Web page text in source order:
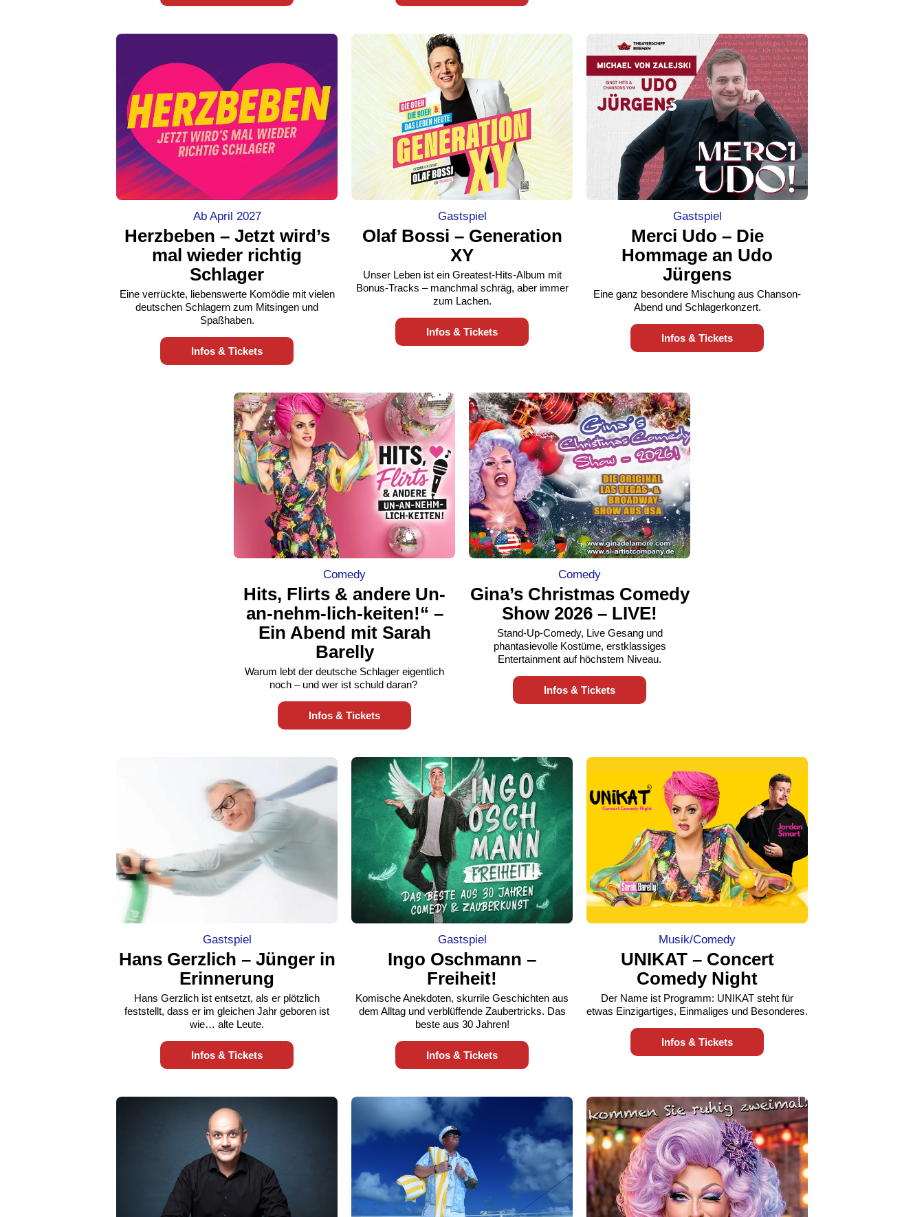
Ab April 2027
Herzbeben – Jetzt wird’s
mal wieder richtig
Schlager
Eine verrückte, liebenswerte Komödie mit vielen
deutschen Schlagern zum Mitsingen und
Spaßhaben.
Infos & Tickets
Gastspiel
Olaf Bossi – Generation
XY
Unser Leben ist ein Greatest-Hits-Album mit
Bonus-Tracks – manchmal schräg, aber immer
zum Lachen.
Infos & Tickets
Gastspiel
Merci Udo – Die
Hommage an Udo
Jürgens
Eine ganz besondere Mischung aus Chanson-
Abend und Schlagerkonzert.
Infos & Tickets
Comedy
Hits, Flirts & andere Un-
an-nehm-lich-keiten!“ –
Ein Abend mit Sarah
Barelly
Warum lebt der deutsche Schlager eigentlich
noch – und wer ist schuld daran?
Infos & Tickets
Comedy
Gina’s Christmas Comedy
Show 2026 – LIVE!
Stand-Up-Comedy, Live Gesang und
phantasievolle Kostüme, erstklassiges
Entertainment auf höchstem Niveau.
Infos & Tickets
Gastspiel
Hans Gerzlich – Jünger in
Erinnerung
Hans Gerzlich ist entsetzt, als er plötzlich
feststellt, dass er im gleichen Jahr geboren ist
wie… alte Leute.
Infos & Tickets
Gastspiel
Ingo Oschmann –
Freiheit!
Komische Anekdoten, skurrile Geschichten aus
dem Alltag und verblüffende Zaubertricks. Das
beste aus 30 Jahren!
Infos & Tickets
Musik/Comedy
UNIKAT – Concert
Comedy Night
Der Name ist Programm: UNIKAT steht für
etwas Einzigartiges, Einmaliges und Besonderes.
Infos & Tickets